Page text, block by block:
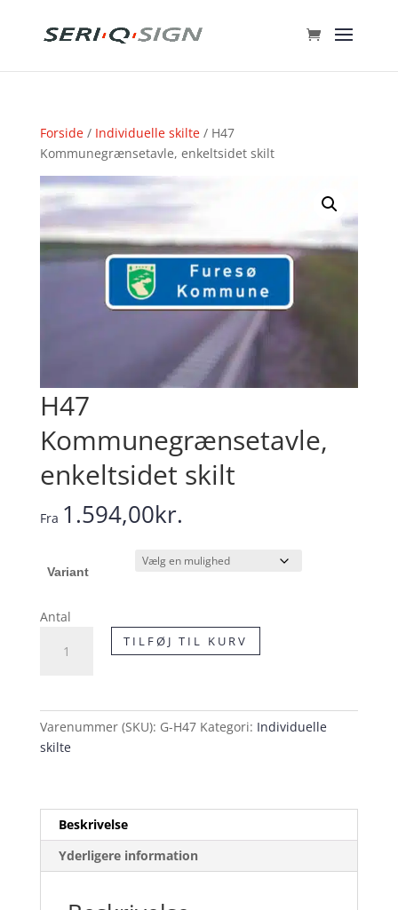
Forside/ Individuelle skilte/ H47
Kommunegrænsetavle, enkeltsidet skilt
H47
Kommunegrænsetavle,
enkeltsidet skilt
Fra 1.594,00kr.
Variant
Antal
Kommunegrænsetavle,
TILFØJ TIL KURV
Varenummer (SKU): G-H47 Kategori: Individuelle
skilte
Beskrivelse
Yderligere information